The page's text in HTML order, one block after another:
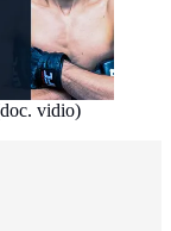
vidio)